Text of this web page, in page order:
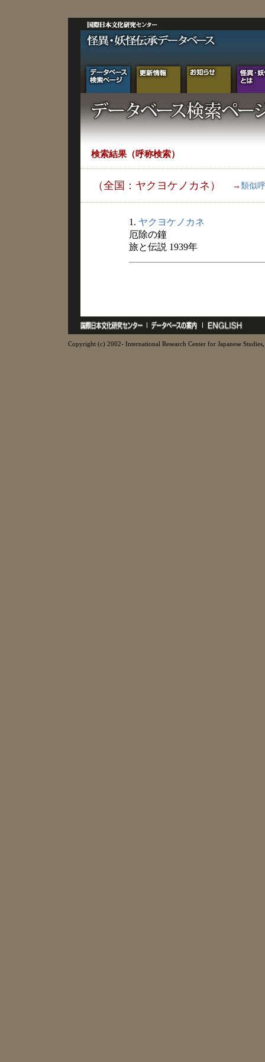
検索結果（呼称検索）
（全国：ヤクヨケノカネ） → 類似
1. ヤクヨケノカネ
厄除の鐘
旅と伝説 1939年
Copyright (c) 2002- International Research Center for Japanese